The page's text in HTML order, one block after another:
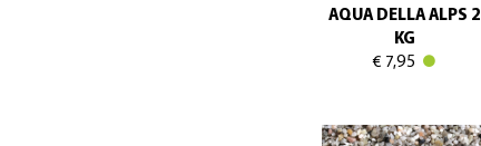
AQUA DELLA ALPS 2
KG
€ 7,95